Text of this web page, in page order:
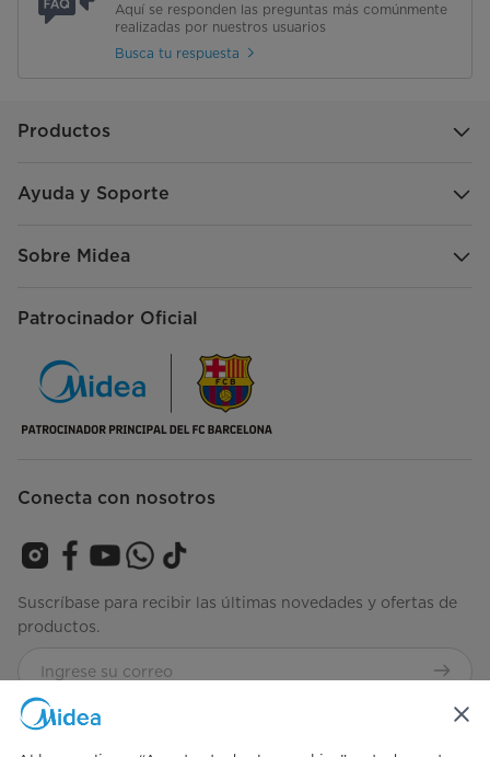
Aquí se responden las preguntas más comúnmente
realizadas por nuestros usuarios
Busca tu respuesta
Productos
Ayuda y Soporte
Sobre Midea
Patrocinador Oficial
Conecta con nosotros
Suscríbase para recibir las últimas novedades y ofertas de
productos.
Consulta nuestros términos y condiciones
Términos-de-